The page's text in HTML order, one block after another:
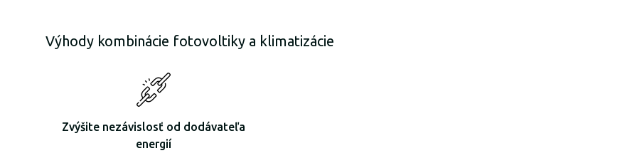
Výhody kombinácie fotovoltiky a klimatizácie
Zvýšite nezávislosť od dodávateľa
energií